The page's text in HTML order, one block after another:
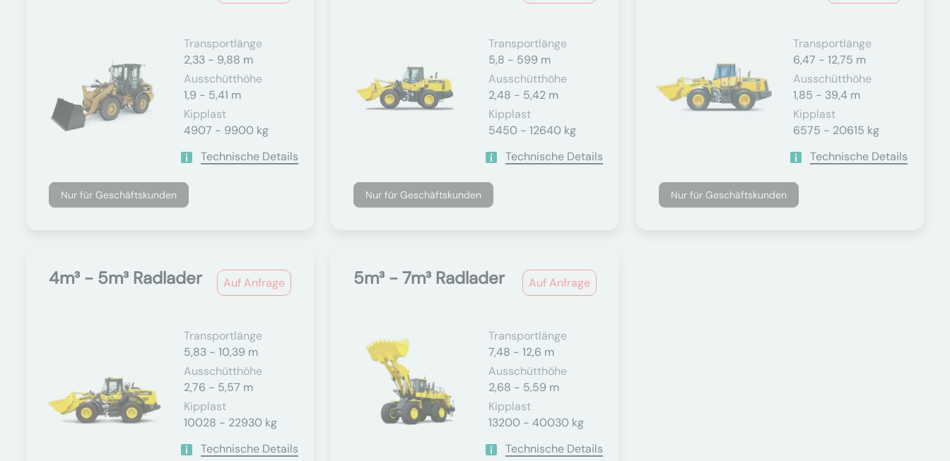
Transportlänge
2,33 - 9,88 m
Ausschütthöhe
1,9 - 5,41 m
Kipplast
4907 - 9900 kg
Technische Details
Nur für Geschäftskunden
Transportlänge
5,8 - 599 m
Ausschütthöhe
2,48 - 5,42 m
Kipplast
5450 - 12640 kg
Technische Details
Nur für Geschäftskunden
Transportlänge
6,47 - 12,75 m
Ausschütthöhe
1,85 - 39,4 m
Kipplast
6575 - 20615 kg
Technische Details
Nur für Geschäftskunden
Auf Anfrage
4m³ - 5m³ Radlader
Transportlänge
5,83 - 10,39 m
Ausschütthöhe
2,76 - 5,57 m
Kipplast
10028 - 22930 kg
Technische Details
Auf Anfrage
5m³ - 7m³ Radlader
Transportlänge
7,48 - 12,6 m
Ausschütthöhe
2,68 - 5,59 m
Kipplast
13200 - 40030 kg
Technische Details